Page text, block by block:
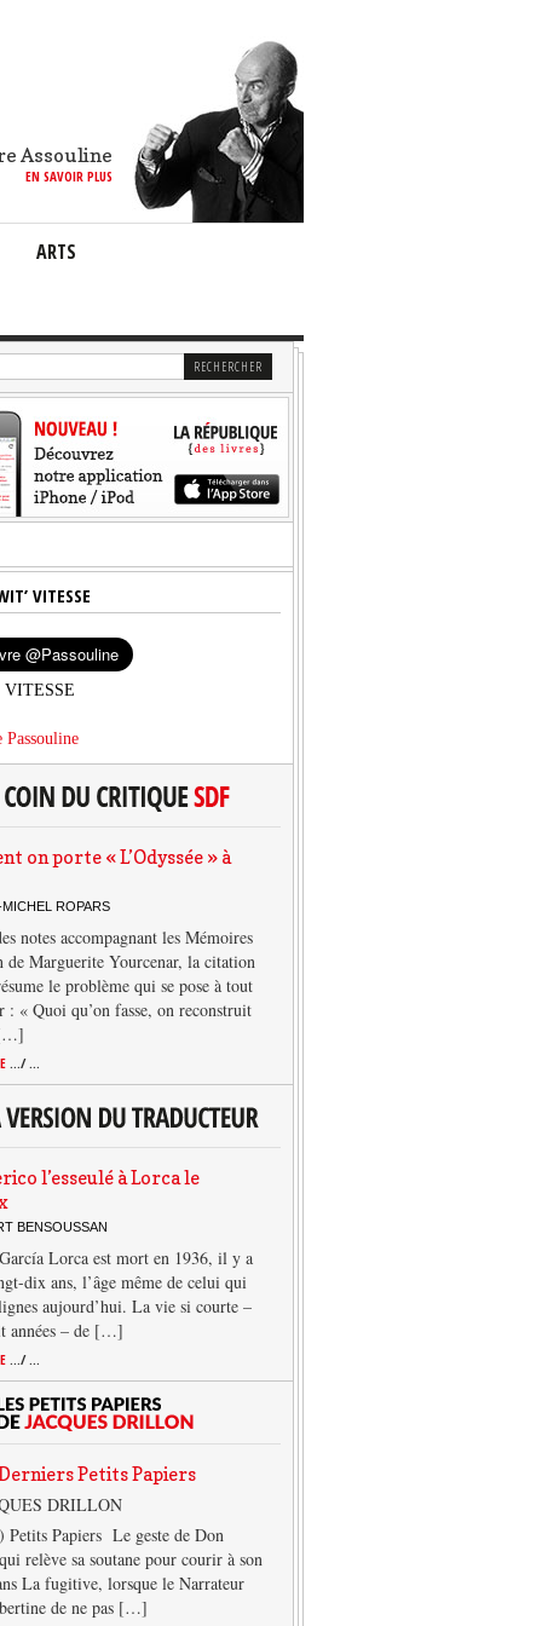
Assouline
EN SAVOIR PLUS
ARTS
VITESSE
VITESSE
Passouline
on porte « L’Odyssée » à
ROPARS
notes accompagnant les Mémoires
de Marguerite Yourcenar, la citation
le problème qui se pose à tout
: « Quoi qu’on fasse, on reconstruit
.../ ...
l’esseulé à Lorca le
BENSOUSSAN
Lorca est mort en 1936, il y a
dix ans, l’âge même de celui qui
aujourd’hui. La vie si courte –
années – de […]
.../ ...
Petits Papiers
DRILLON
Petits Papiers Le geste de Don
relève sa soutane pour courir à son
La fugitive, lorsque le Narrateur
de ne pas […]